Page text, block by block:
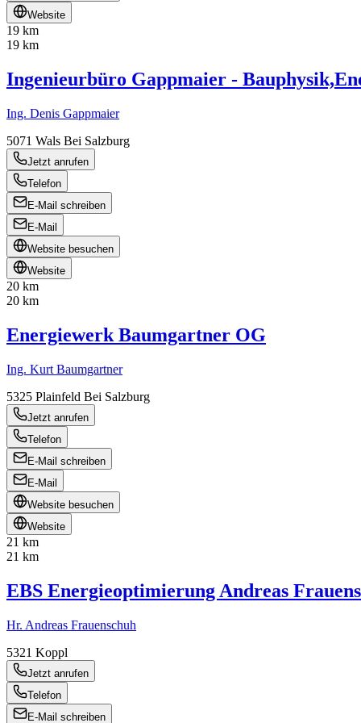
Website
19 km
19 km
Ingenieurbüro Gappmaier -
Ing. Denis Gappmaier
5071 Wals Bei Salzburg
Jetzt anrufen
Telefon
E-Mail schreiben
E-Mail
Website besuchen
Website
20 km
20 km
Energiewerk Baumgartner OG
Ing. Kurt Baumgartner
5325 Plainfeld Bei Salzburg
Jetzt anrufen
Telefon
E-Mail schreiben
E-Mail
Website besuchen
Website
21 km
21 km
EBS Energieoptimierung Andreas
Hr. Andreas Frauenschuh
5321 Koppl
Jetzt anrufen
Telefon
E-Mail schreiben